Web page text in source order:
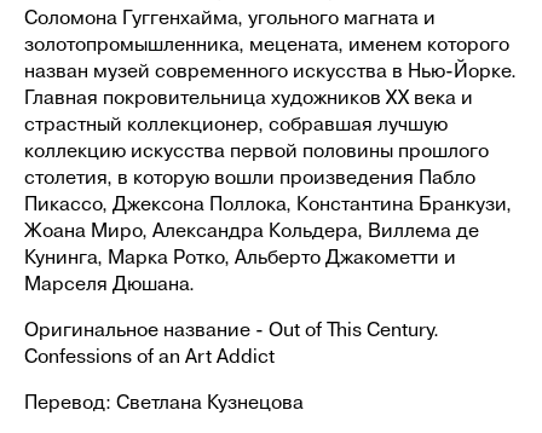
ВТОРОВ
АРЕНДОВАТЬ КОВОРКИНГ
Афиша
Коворкинг
Магазин
Гастро
О центре
Правила фото и видеосъёмки
Договор оферты
Соломона Гуггенхайма, угольного магната и
золотопромышленника, мецената, именем которого
назван музей современного искусства в Нью-Йорке.
Главная покровительница художников ХХ века и
страстный коллекционер, собравшая лучшую
коллекцию искусства первой половины прошлого
столетия, в которую вошли произведения Пабло
Пикассо, Джексона Поллока, Константина Бранкузи,
Жоана Миро, Александра Кольдера, Виллема де
Кунинга, Марка Ротко, Альберто Джакометти и
Марселя Дюшана.
Оригинальное название - Out of This Century.
Confessions of an Art Addict
Перевод: Светлана Кузнецова